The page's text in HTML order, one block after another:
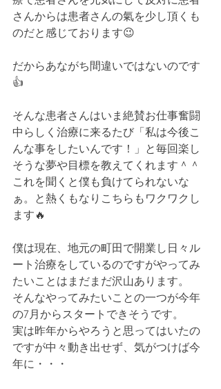
さんからは患者さんの氣を少し頂くも
のだと感じております😉
だからあながち間違いではないのです
👍
そんな患者さんはいま絶賛お仕事奮闘
中らしく治療に来るたび「私は今後こ
んな事をしたいんです！」と毎回楽し
そうな夢や目標を教えてくれます＾＾
これを聞くと僕も負けてられないな
ぁ。と熱くもなりこちらもワクワクし
ます🔥
僕は現在、地元の町田で開業し日々ル
ート治療をしているのですがやってみ
たいことはまだまだ沢山あります。
そんなやってみたいことの一つが今年
の7月からスタートできそうです。
実は昨年からやろうと思ってはいたの
ですが中々動き出せず、気がつけば今
年に・・・